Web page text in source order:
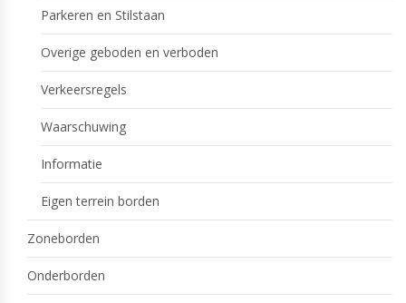
Parkeren en Stilstaan
Overige geboden en verboden
Verkeersregels
Waarschuwing
Informatie
Eigen terrein borden
Zoneborden
Onderborden